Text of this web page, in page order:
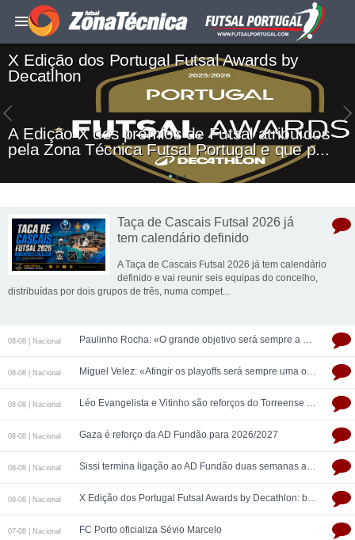
X Edição dos Portugal Futsal Awards by
Decatlhon
A Edição X dos prémios de Futsal atribuídos
pela Zona Técnica Futsal Portugal e que p...
Taça de Cascais Futsal 2026 já
tem calendário definido
A Taça de Cascais Futsal 2026 já tem calendário
definido e vai reunir seis equipas do concelho,
distribuídas por dois grupos de três, numa compet...
08-08 | Nacional Paulinho Rocha: «O grande objetivo será sempre a manutenção, mas com o pensamento em algo mais»
08-08 | Nacional Miguel Velez: «Atingir os playoffs será sempre uma obrigação para nós»
08-08 | Nacional Léo Evangelista e Vitinho são reforços do Torreense para 2026/2027
08-08 | Nacional Gaza é reforço da AD Fundão para 2026/2027
08-08 | Nacional Sissi termina ligação ao AD Fundão duas semanas após apresentação e é reforço da UPVN para 2026/2027
08-08 | Nacional X Edição dos Portugal Futsal Awards by Decathlon: balanço final da temporada 2025/26
07-08 | Nacional FC Porto oficializa Sévio Marcelo